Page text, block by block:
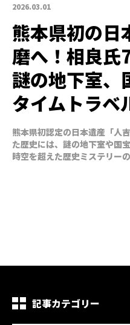
2026.03.01
熊本県初の日
磨へ！相良氏
謎の地下室、
タイムトラベ
熊本県初認定の日本遺産「人
た歴史には、謎の地下室や国
時空を超えた歴史ミステリー
記事カテゴリー